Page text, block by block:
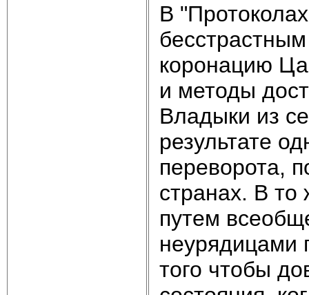
В
коронацию
и методы
Владыки из
результате
переворота,
странах. В то
путем
неурядицами
того чтобы